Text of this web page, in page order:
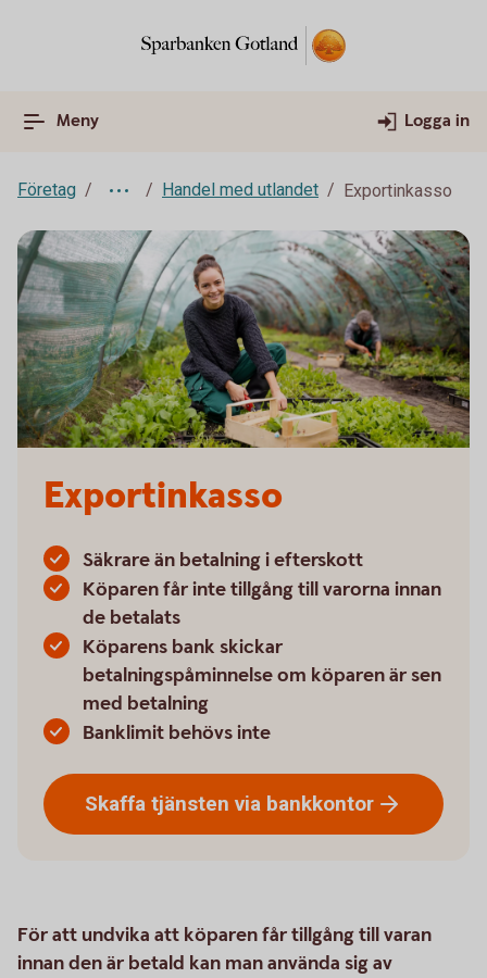
Meny Logga in
Företag Handel med utlandet Exportinkasso
Exportinkasso
Säkrare än betalning i efterskott
Köparen får inte tillgång till varorna innan
de betalats
Köparens bank skickar
betalningspåminnelse om köparen är sen
med betalning
Banklimit behövs inte
Skaffa tjänsten via bankkontor
För att undvika att köparen får tillgång till varan
innan den är betald kan man använda sig av